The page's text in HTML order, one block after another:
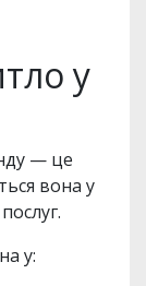
у
— це
вона у
у: